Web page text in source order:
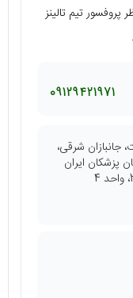
تیم تالینز
09129421971
جانبازان شرقی،
پزشکان ایران